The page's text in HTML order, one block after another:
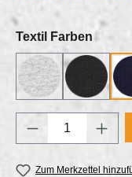
Textil Farben
Heather
Produkt
Zum Merkzettel